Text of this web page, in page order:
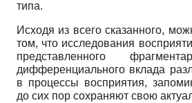
типа.
Исходя из всего сказанного,
том, что исследования
представленного
дифференциального вклада
в процессы восприятия,
до сих пор сохраняют свою